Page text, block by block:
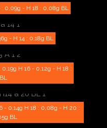
: 0,09g - H 18 : 0,08g BL
- H 14 : 0,18g BL
H 16 - 0,12g - H 18 :
- 0,14g H 18 : 0,08g - H 20 :
BL